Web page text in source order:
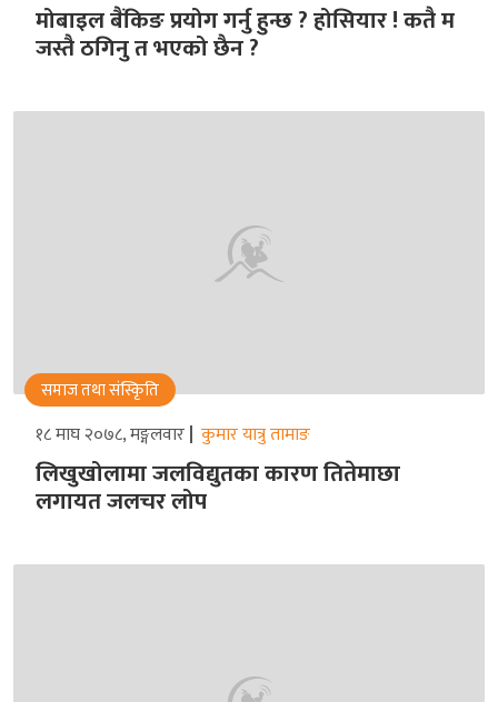
मोबाइल बैंकिङ प्रयोग गर्नु हुन्छ ? होसियार ! कतै म
जस्तै ठगिनु त भएको छैन ?
समाज तथा संस्किृति
१८ माघ २०७८, मङ्गलवार कुमार यात्रु तामाङ
लिखुखोलामा जलविद्युतका कारण तितेमाछा
लगायत जलचर लोप